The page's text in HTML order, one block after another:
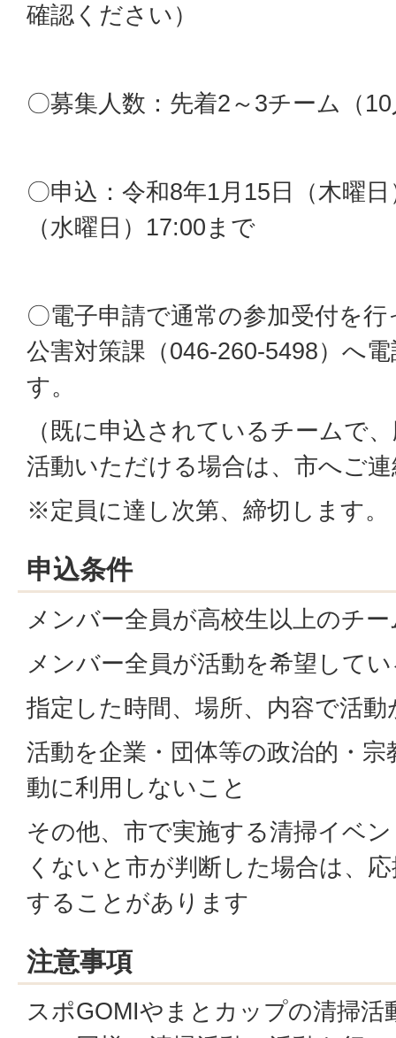
確認ください）
〇募集人数：先着2～3チーム（
〇申込：令和8年1月15日（木曜
（水曜日）17:00まで
〇電子申請で通常の参加受付を
公害対策課（046-260-5498）へ
す。
（既に申込されているチームで
活動いただける場合は、市へご
※定員に達し次第、締切します。
申込条件
メンバー全員が高校生以上のチー
メンバー全員が活動を希望して
指定した時間、場所、内容で活
活動を企業・団体等の政治的・
動に利用しないこと
その他、市で実施する清掃イベ
くないと市が判断した場合は、
することがあります
注意事項
スポGOMIやまとカップの清掃活